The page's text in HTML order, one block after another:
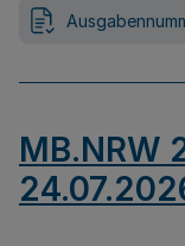
MB.NRW